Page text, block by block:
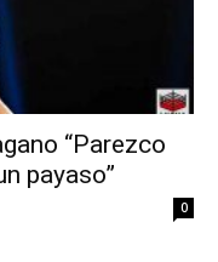
“Parezco
payaso”
0